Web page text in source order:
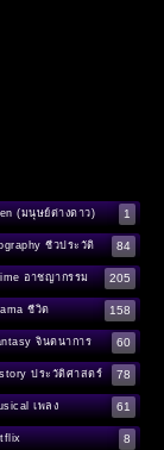
(มนุษย์ต่างดาว) 1
ชีวประวัติ 84
อาชญากรรม 205
ชีวิต 158
จินตนาการ 60
ประวัติศาสตร์ 78
เพลง 61
8